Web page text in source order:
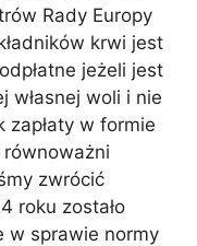
Rady Europy
krwi jest
jeżeli jest
własnej woli i nie
w formie
zwrócić
roku zostało
w sprawie normy